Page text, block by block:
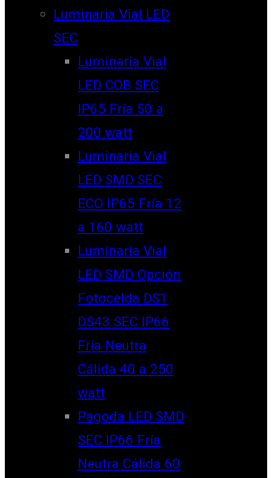
Luminaria Vial LED
SEC
Luminaria Vial
LED COB SEC
IP65 Fría 50 a
200 watt
Luminaria Vial
LED SMD SEC
ECO IP65 Fría 12
a 160 watt
Luminaria Vial
LED SMD Opción
Fotocelda DS1
DS43 SEC IP66
Fría Neutra
Cálida 40 a 250
watt
Pagoda LED SMD
SEC IP66 Fría
Neutra Cálida 60